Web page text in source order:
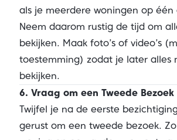
als je meerdere woningen op één
Neem daarom rustig de tijd om
bekijken. Maak foto’s of video’s
toestemming) zodat je later alles
bekijken.
6. Vraag om een Tweede Bezoek
Twijfel je na de eerste
gerust om een tweede bezoek.